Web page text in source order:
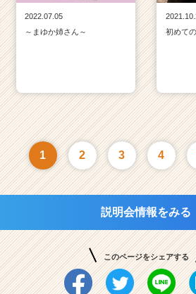
2022.07.05
～まゆか姉さん～
初めて
1 2 3 4
説明会情報をみる
このページをシェアする